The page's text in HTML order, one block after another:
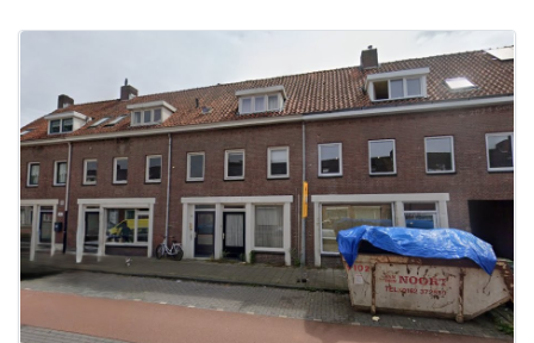
waarschijnlijk
al verhuurd
Om kans te
maken moet je
binnen 15
minuten
reageren.
Stekkies helpt
je hierbij!